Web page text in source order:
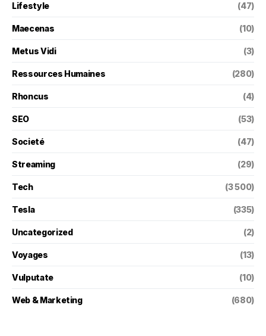
Lifestyle (47)
Maecenas (10)
Metus Vidi (3)
Ressources Humaines (280)
Rhoncus (4)
SEO (53)
Societé (47)
Streaming (29)
Tech (3 500)
Tesla (335)
Uncategorized (2)
Voyages (13)
Vulputate (10)
Web & Marketing (680)